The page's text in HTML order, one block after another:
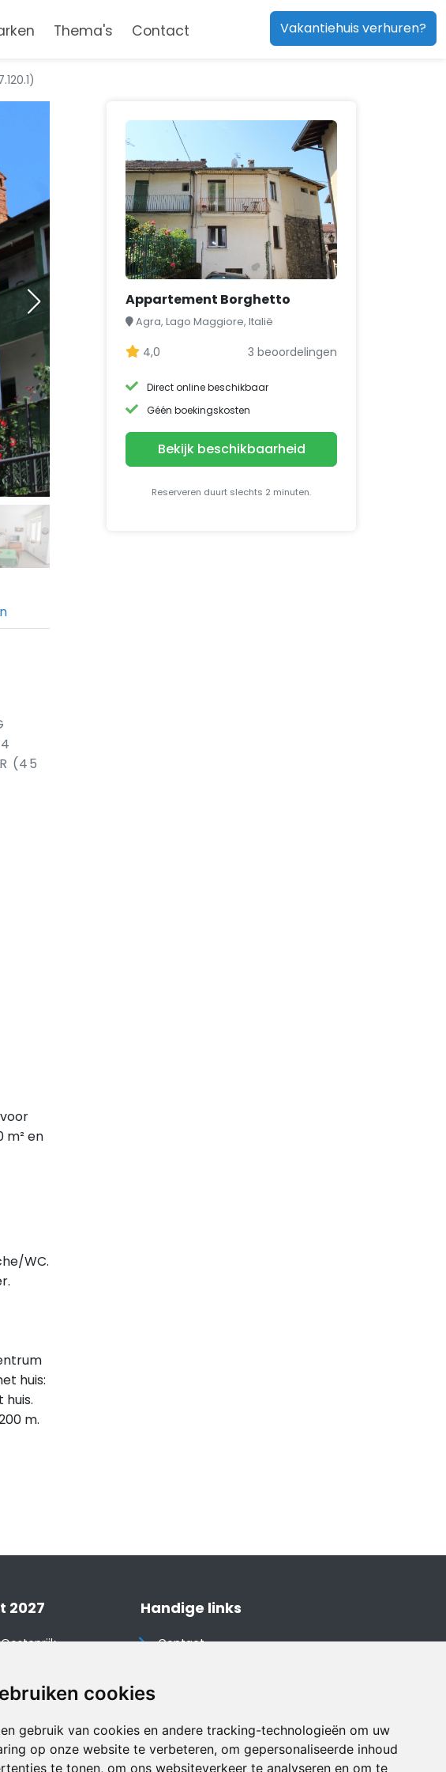
cookies
gebruik van cookies en andere tracking-technologieën om uw
op onze website te verbeteren, om gepersonaliseerde inhoud
te tonen, om ons websiteverkeer te analyseren en om te
Thema's Contact Vakantiehuis verhuren?
(45
m² en
WC.
huis:
m.
Appartement Borghetto
Agra, Lago Maggiore, Italië
4,0 3 beoordelingen
Direct online beschikbaar
Géén boekingskosten
Bekijk beschikbaarheid
Reserveren duurt slechts 2 minuten.
2027
Tsjechië
Duitsland
Handige links
Contact
Disclaimer
Vakantiehuis website